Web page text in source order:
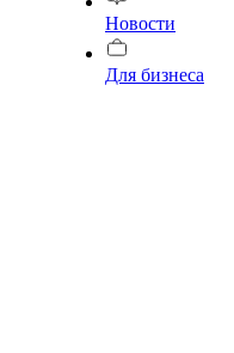
Новости
Для бизнеса